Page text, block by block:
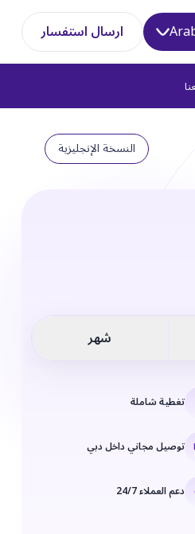
ارسال استفسار
النسخة الإنجليزية
شهر
تغطية شاملة
توصيل مجاني داخل دبي
دعم العملاء 24/7